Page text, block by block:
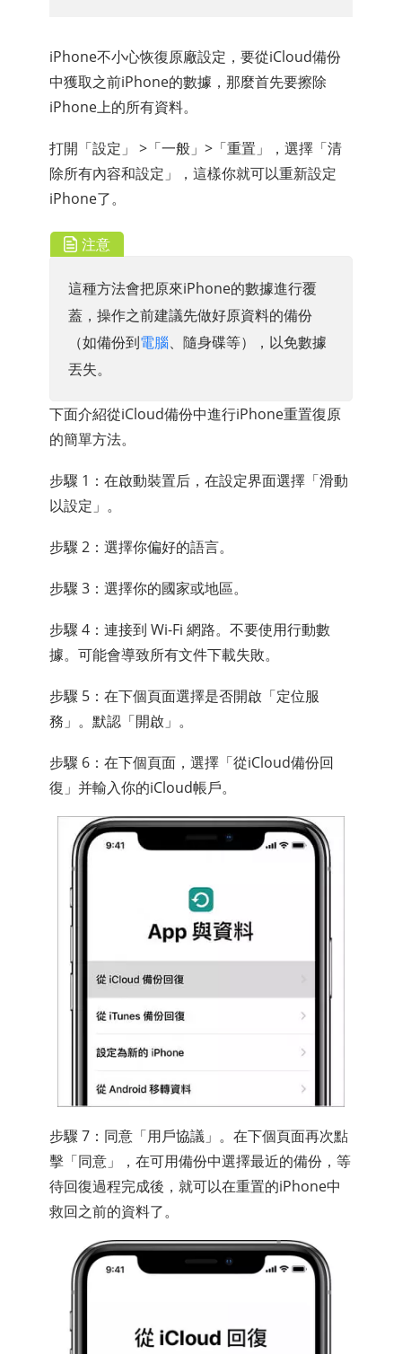
iPhone不小心恢復原廠設定，要從iCloud備份
中獲取之前iPhone的數據，那麼首先要擦除
iPhone上的所有資料。
打開「設定」 >「一般」>「重置」，選擇「清
除所有內容和設定」，這樣你就可以重新設定
iPhone了。
注意
這種方法會把原來iPhone的數據進行覆
蓋，操作之前建議先做好原資料的備份
（如備份到電腦、隨身碟等），以免數據
丟失。
下面介紹從iCloud備份中進行iPhone重置復原
的簡單方法。
步驟 1：在啟動裝置后，在設定界面選擇「滑動
以設定」。
步驟 2：選擇你偏好的語言。
步驟 3：選擇你的國家或地區。
步驟 4：連接到 Wi-Fi 網路。不要使用行動數
據。可能會導致所有文件下載失敗。
步驟 5：在下個頁面選擇是否開啟「定位服
務」。默認「開啟」。
步驟 6：在下個頁面，選擇「從iCloud備份回
復」并輸入你的iCloud帳戶。
步驟 7：同意「用戶協議」。在下個頁面再次點
擊「同意」，在可用備份中選擇最近的備份，等
待回復過程完成後，就可以在重置的iPhone中
救回之前的資料了。